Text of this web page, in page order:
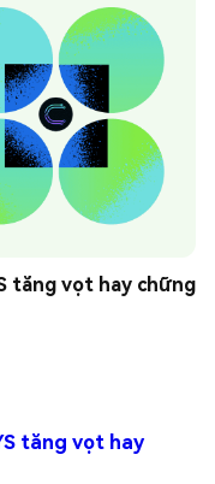
tăng vọt hay chững
tăng vọt hay